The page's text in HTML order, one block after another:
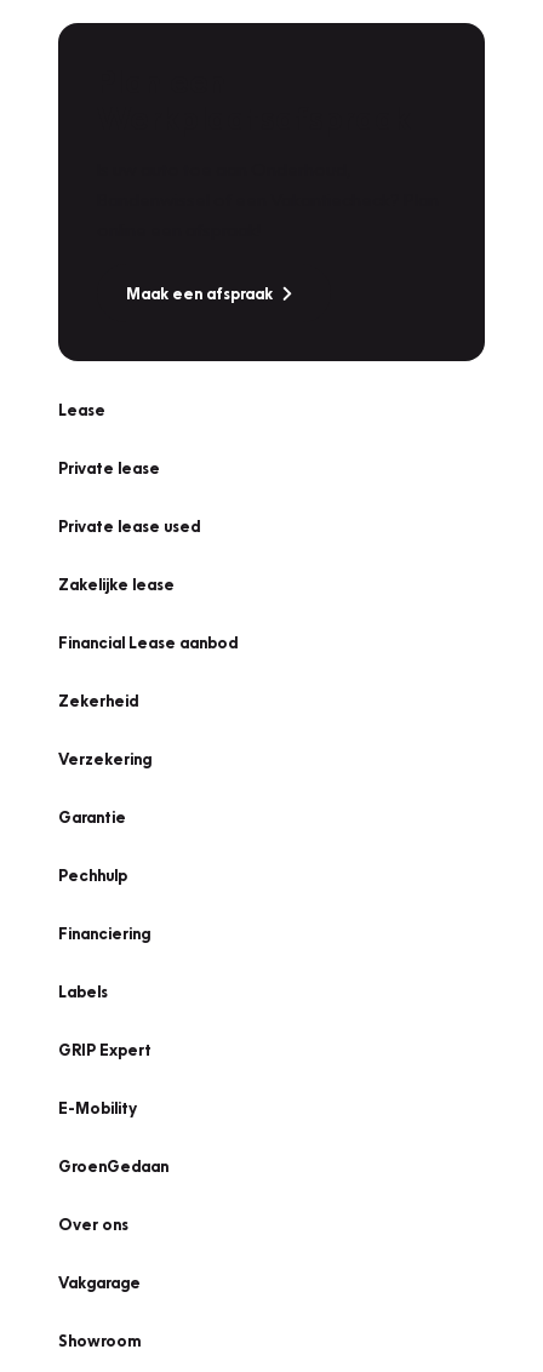
Maak een afspraak
Lease
Private lease
Private lease used
Zakelijke lease
Financial Lease aanbod
Zekerheid
Verzekering
Garantie
Pechhulp
Financiering
Labels
GRIP Expert
E-Mobility
GroenGedaan
Over ons
Vakgarage
Showroom